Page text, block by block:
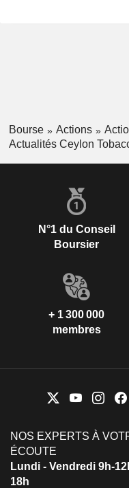
Bourse Actions
Actualités Ceylon
N°1 du Conseil
Boursier
+ 1 300 000
membres
NOS EXPERTS À
ÉCOUTE
Lundi - Vendredi 9h-
18h